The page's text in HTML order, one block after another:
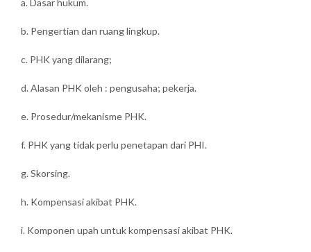
a. Dasar hukum.
b. Pengertian dan ruang lingkup.
c. PHK yang dilarang;
d. Alasan PHK oleh : pengusaha; pekerja.
e. Prosedur/mekanisme PHK.
f. PHK yang tidak perlu penetapan dari PHI.
g. Skorsing.
h. Kompensasi akibat PHK.
i. Komponen upah untuk kompensasi akibat PHK.